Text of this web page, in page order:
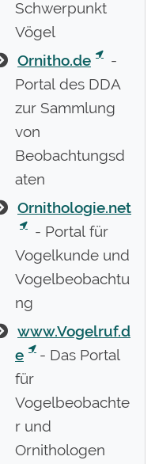
Schwerpunkt
Vögel
Ornitho.de
-
Portal des DDA
zur Sammlung
von
Beobachtungsd
aten
Ornithologie.net
- Portal für
Vogelkunde und
Vogelbeobachtu
ng
www.Vogelruf.d
e
- Das Portal
für
Vogelbeobachte
r und
Ornithologen